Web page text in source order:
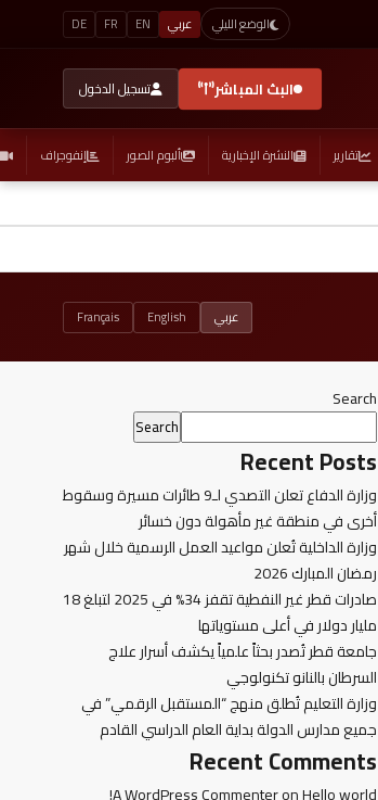
الوضع الليلي عربي EN
FR
DE
البث المباشر تسجيل الدخول
تقارير النشرة الإخبارية ألبوم الصور إنفوجراف
عربي English
Français
Search
Search
Recent Posts
وزارة الدفاع تعلن التصدي لـ9 طائرات مسيرة وسقوط
أخرى في منطقة غير مأهولة دون خسائر
وزارة الداخلية تُعلن مواعيد العمل الرسمية خلال شهر
رمضان المبارك 2026
صادرات قطر غير النفطية تقفز 34% في 2025 لتبلغ 18
مليار دولار في أعلى مستوياتها
جامعة قطر تُصدر بحثاً علمياً يكشف أسرار علاج
السرطان بالنانو تكنولوجي
وزارة التعليم تُطلق منهج “المستقبل الرقمي” في
جميع مدارس الدولة بداية العام الدراسي القادم
Recent Comments